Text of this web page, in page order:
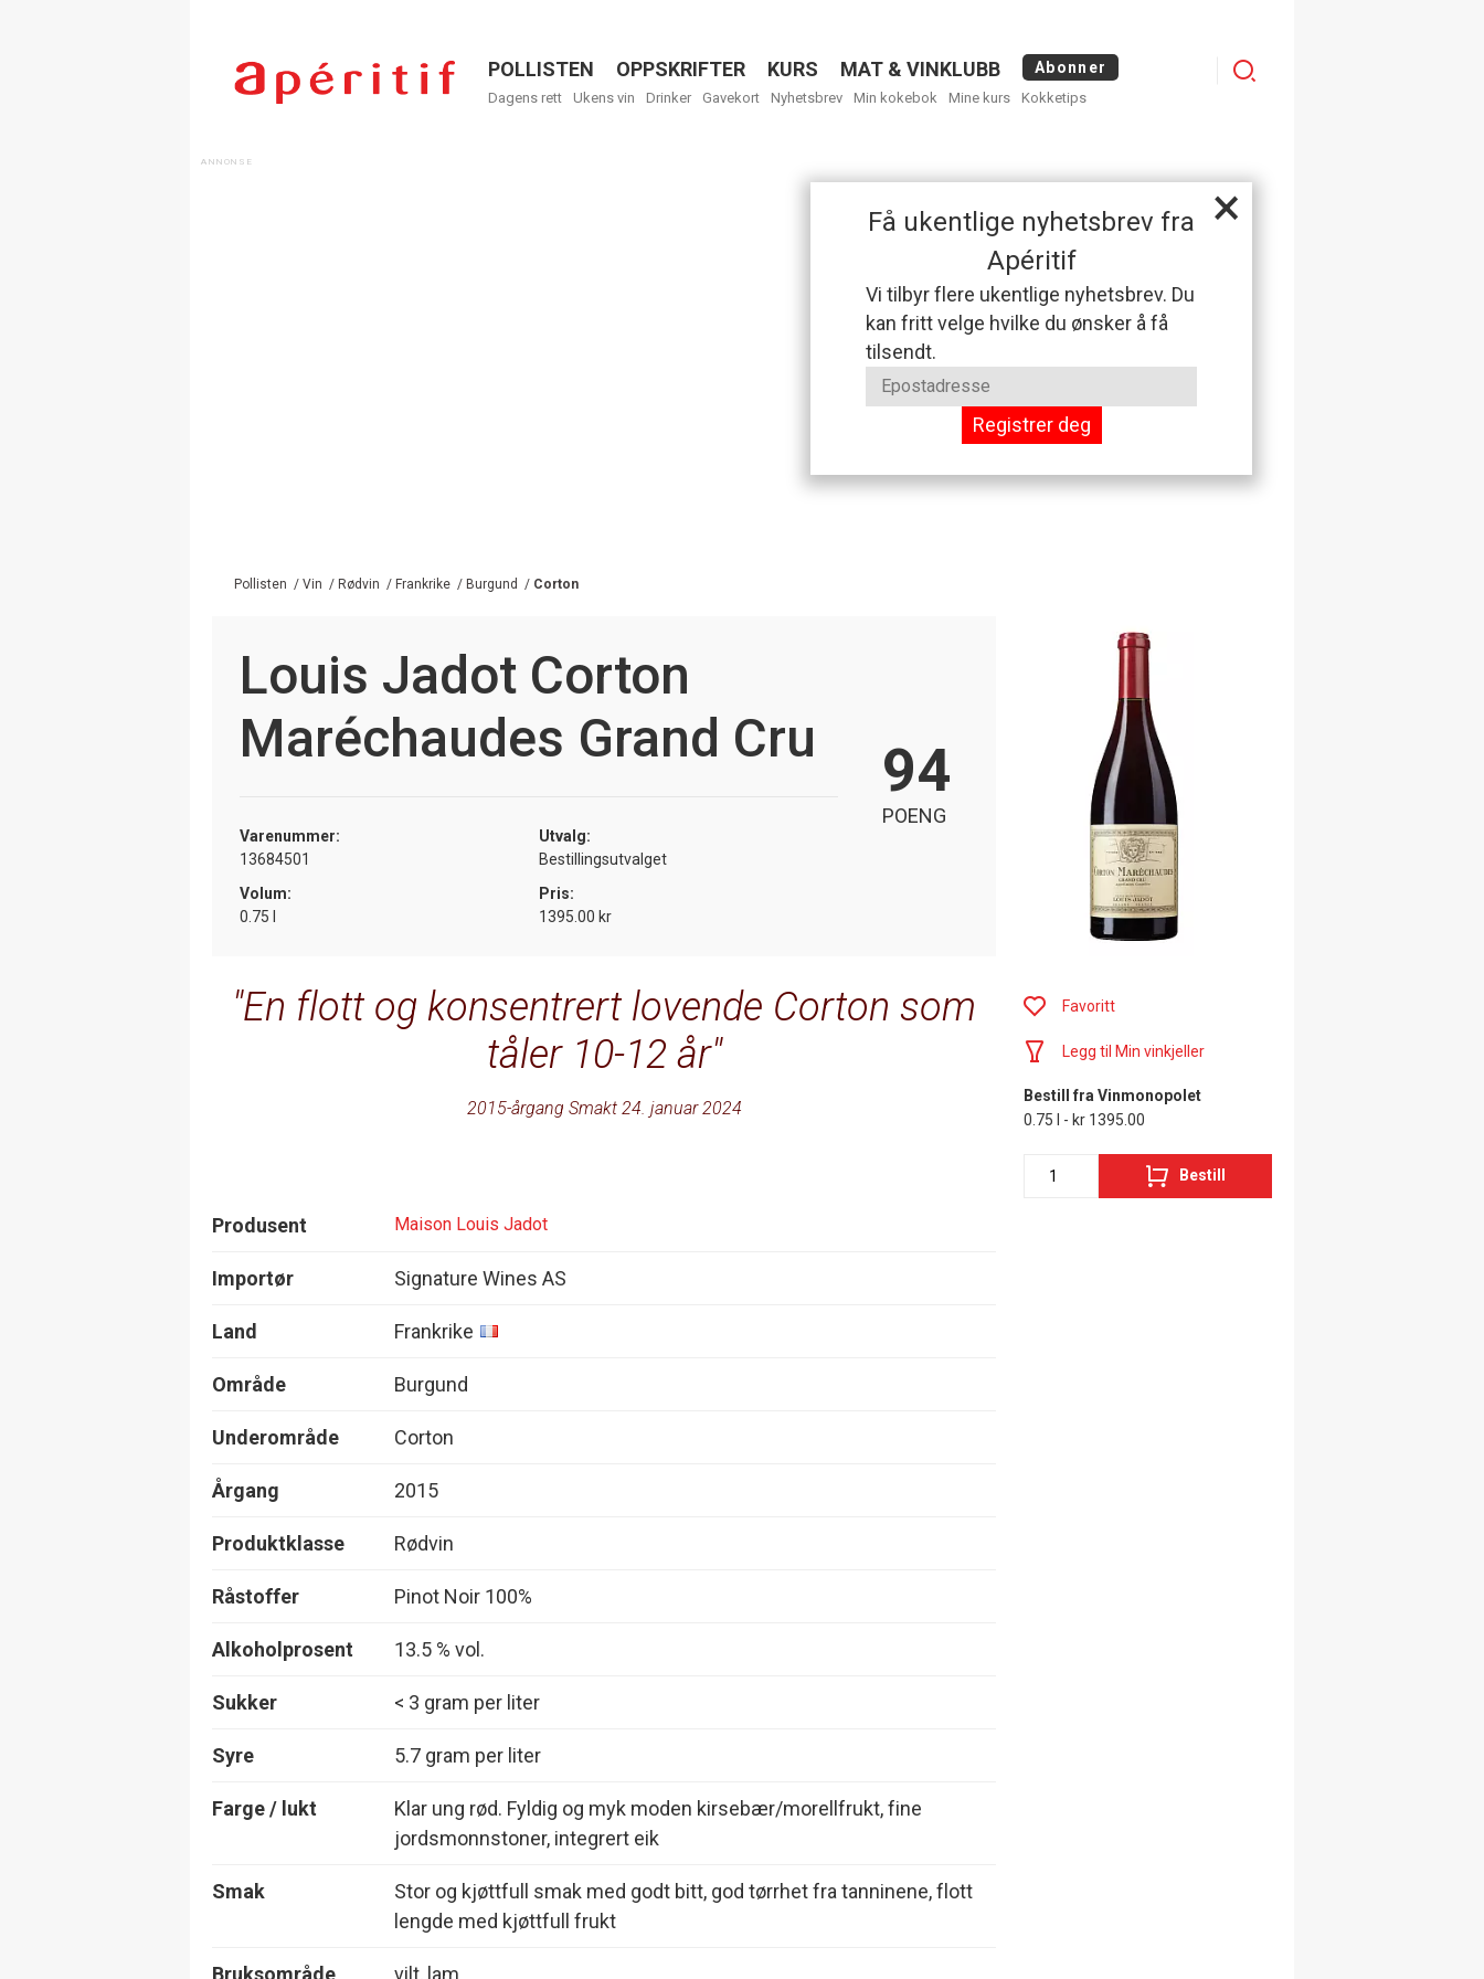
Menu
POLLISTEN OPPSKRIFTER KURS MAT & VINKLUBB Abonner
Dagens rett Ukens vin Drinker Gavekort Nyhetsbrev Min kokebok Mine kurs Kokketips
Menu
×
Få ukentlige nyhetsbrev fra
Apéritif
Vi tilbyr flere ukentlige nyhetsbrev. Du
kan fritt velge hvilke du ønsker å få
tilsendt.
Registrer deg
Pollisten / Vin / Rødvin / Frankrike / Burgund / Corton
Louis Jadot Corton
Maréchaudes Grand Cru
Varenummer:
13684501
Utvalg:
Bestillingsutvalget
Volum:
0.75 l
Pris:
1395.00 kr
94
POENG
En flott og konsentrert lovende Corton som
tåler 10-12 år
2015-årgang Smakt 24. januar 2024
Produsent Maison Louis Jadot
Importør Signature Wines AS
Land Frankrike
Område Burgund
Underområde Corton
Årgang 2015
Produktklasse Rødvin
Råstoffer Pinot Noir 100%
Alkoholprosent 13.5 % vol.
Sukker < 3 gram per liter
Syre 5.7 gram per liter
Farge / lukt
Klar ung rød. Fyldig og myk moden kirsebær/morellfrukt, fine
jordsmonnstoner, integrert eik
Smak
Stor og kjøttfull smak med godt bitt, god tørrhet fra tanninene, flott
lengde med kjøttfull frukt
Bruksområde vilt, lam
Favoritt
Legg til Min vinkjeller
Bestill fra Vinmonopolet
0.75 l - kr 1395.00
Bestill